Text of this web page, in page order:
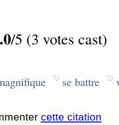
/5 (3 votes cast)
se battre
cette citation